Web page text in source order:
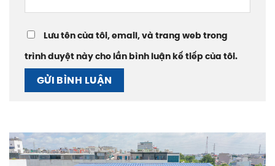
Lưu tên của tôi, email, và trang web trong
trình duyệt này cho lần bình luận kế tiếp của tôi.